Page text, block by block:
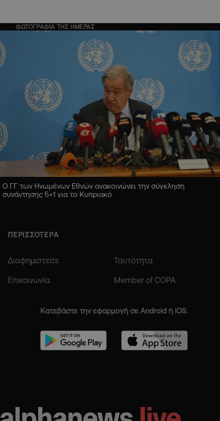
ΦΩΤΟΓΡΑΦΙΑ ΤΗΣ ΗΜΕΡΑΣ
Ο ΓΓ των Ηνωμένων Εθνών ανακοινώνει την σύγκληση
συνάντησης 5+1 για το Κυπριακό
ΠΕΡΙΣΣΟΤΕΡΑ
Διαφημιστείτε Ταυτότητα
Επικοινωνία Member of COPA
Κατεβάστε την εφαρμογή σε Android ή iOS.